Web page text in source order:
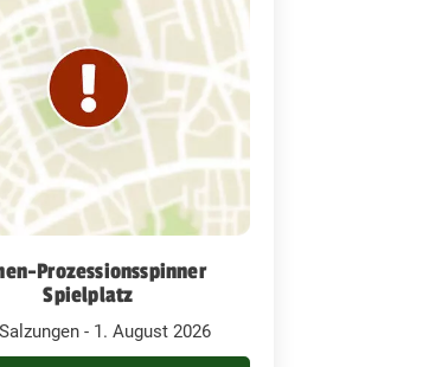
Prozessionsspinner
Spielplatz
- 1. August 2026